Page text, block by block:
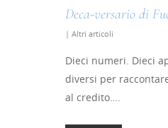
Deca-versario di
| Altri articoli
Dieci numeri. Dieci
diversi per
al credito….